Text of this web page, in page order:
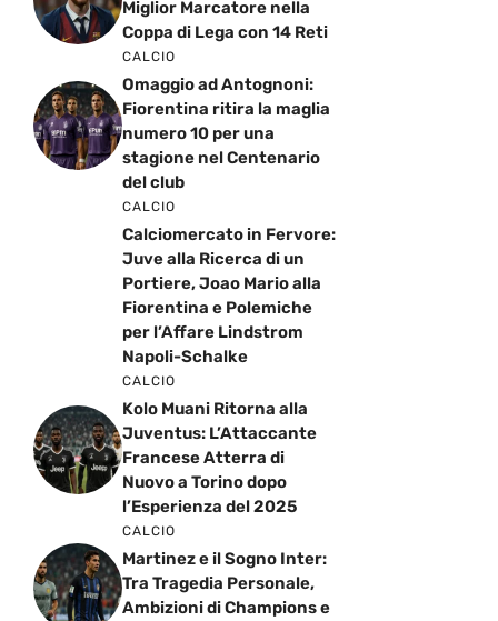
Miglior Marcatore nella
Coppa di Lega con 14 Reti
CALCIO
Omaggio ad Antognoni:
Fiorentina ritira la maglia
numero 10 per una
stagione nel Centenario
del club
CALCIO
Calciomercato in Fervore:
Juve alla Ricerca di un
Portiere, Joao Mario alla
Fiorentina e Polemiche
per l’Affare Lindstrom
Napoli-Schalke
CALCIO
Kolo Muani Ritorna alla
Juventus: L’Attaccante
Francese Atterra di
Nuovo a Torino dopo
l’Esperienza del 2025
CALCIO
Martinez e il Sogno Inter:
Tra Tragedia Personale,
Ambizioni di Champions e